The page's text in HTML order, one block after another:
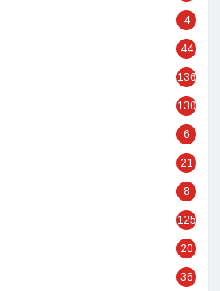
4
44
136
130
6
21
8
125
20
36